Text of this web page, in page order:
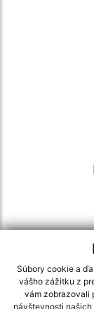
Súbory cookie a
vášho zážitku z
vám zobrazovali
návštevnosti
využite